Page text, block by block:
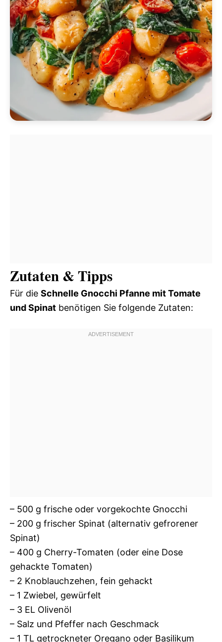
Zutaten & Tipps
Für die Schnelle Gnocchi Pfanne mit Tomate
und Spinat benötigen Sie folgende Zutaten:
– 500 g frische oder vorgekochte Gnocchi
– 200 g frischer Spinat (alternativ gefrorener
Spinat)
– 400 g Cherry-Tomaten (oder eine Dose
gehackte Tomaten)
– 2 Knoblauchzehen, fein gehackt
– 1 Zwiebel, gewürfelt
– 3 EL Olivenöl
– Salz und Pfeffer nach Geschmack
– 1 TL getrockneter Oregano oder Basilikum